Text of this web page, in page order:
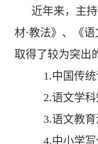
近年来，主
材·教法》、《
取得了较为突出
1.中国传统
2.语文学科
3.语文教育
4.中小学